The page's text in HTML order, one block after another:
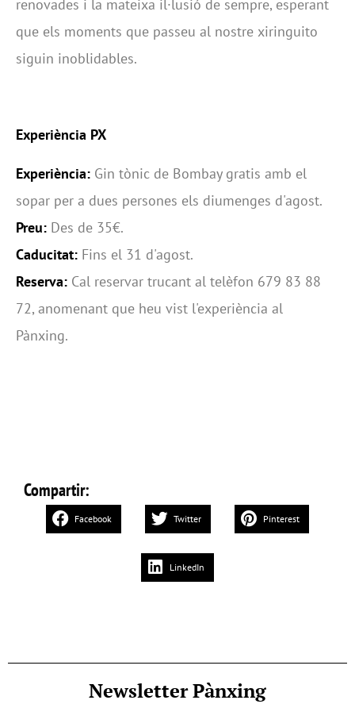
renovades i la mateixa il·lusió de sempre, esperant
que els moments que passeu al nostre xiringuito
siguin inoblidables.
Experiència PX
Experiència: Gin tònic de Bombay gratis amb el
sopar per a dues persones els diumenges d'agost.
Preu: Des de 35€.
Caducitat: Fins el 31 d'agost.
Reserva: Cal reservar trucant al telèfon 679 83 88
72, anomenant que heu vist l'experiència al
Pànxing.
Compartir:
Facebook Twitter Pinterest
LinkedIn
Newsletter Pànxing